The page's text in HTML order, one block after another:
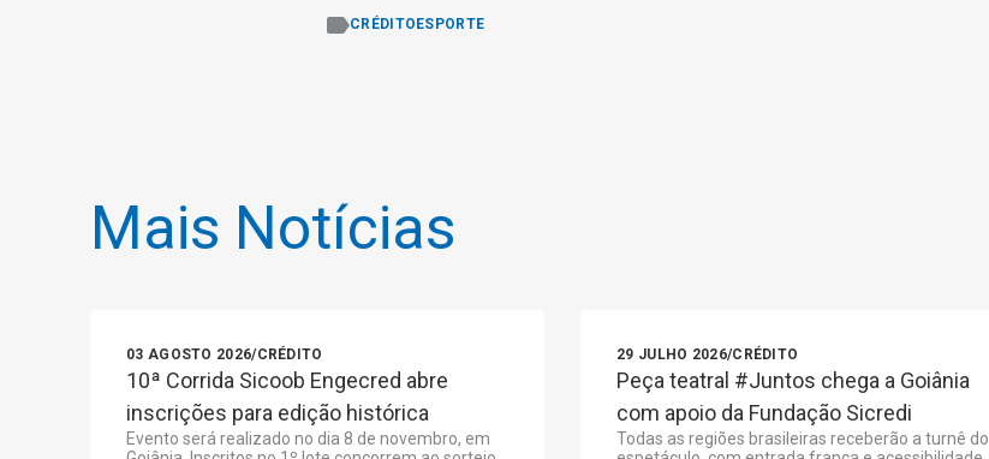
CRÉDITO ESPORTE
Mais Notícias
03 AGOSTO 2026/CRÉDITO
10ª Corrida Sicoob Engecred abre
inscrições para edição histórica
Evento será realizado no dia 8 de novembro, em
29 JULHO 2026/CRÉDITO
Peça teatral #Juntos chega a Goiânia
com apoio da Fundação Sicredi
Todas as regiões brasileiras receberão a turnê do